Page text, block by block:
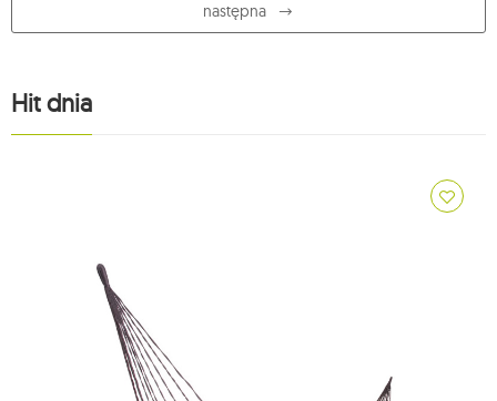
następna
Hit dnia